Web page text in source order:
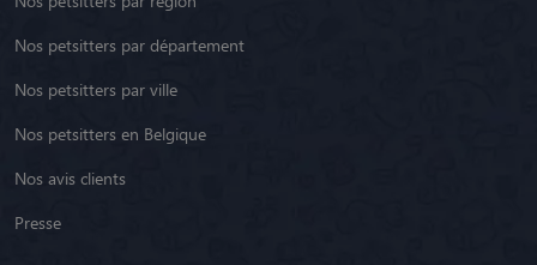
Nos petsitters par département
Nos petsitters par ville
Nos petsitters en Belgique
Nos avis clients
Presse